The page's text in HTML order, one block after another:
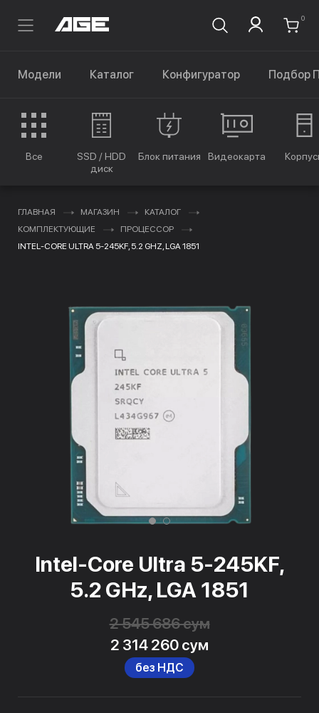
0
Модели Каталог Конфигуратор Подбор
Все
SSD / HDD
диск
Блок питания Видеокарта
ГЛАВНАЯ МАГАЗИН
КАТАЛОГ
КОМПЛЕКТУЮЩИЕ
ПРОЦЕССОР
INTEL-CORE ULTRA 5-245KF, 5.2 GHZ, LGA 1851
Intel-Core Ultra 5-245KF,
5.2 GHz, LGA 1851
2 545 686 сум
2 314 260 сум
без НДС